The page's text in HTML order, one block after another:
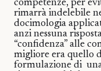
competenze, per
rimarrà indelebile
docimologia
anzi nessuna
“confidenza” alle
migliore era quello
formulazione di